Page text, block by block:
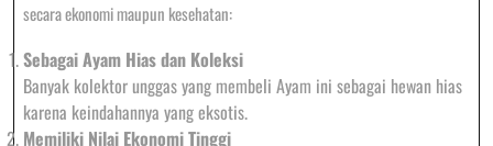
secara ekonomi maupun kesehatan:
Sebagai Ayam Hias dan Koleksi
Banyak kolektor unggas yang membeli Ayam ini sebagai hewan hias
karena keindahannya yang eksotis.
Memiliki Nilai Ekonomi Tinggi